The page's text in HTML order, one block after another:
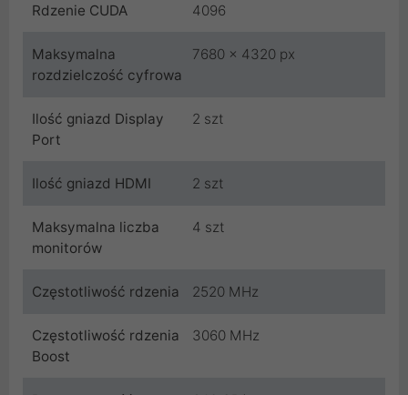
Rdzenie CUDA 4096
Maksymalna
rozdzielczość cyfrowa
7680 x 4320 px
Ilość gniazd Display
Port
2 szt
Ilość gniazd HDMI 2 szt
Maksymalna liczba
monitorów
4 szt
Częstotliwość rdzenia 2520 MHz
Częstotliwość rdzenia
Boost
3060 MHz